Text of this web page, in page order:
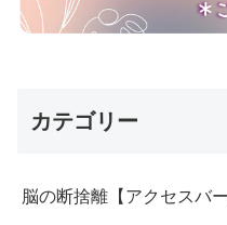
カテゴリー
脳の断捨離【アクセスバー